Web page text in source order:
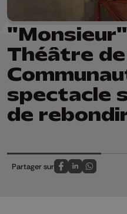
Théâtre
spectacle
de
Partager sur
Partagez sur
Partagez sur
Partagez